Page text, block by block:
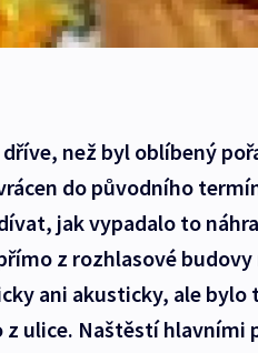
než byl oblíbený
do původního
jak vypadalo to
z rozhlasové
ani akusticky, ale
z ulice. Naštěstí